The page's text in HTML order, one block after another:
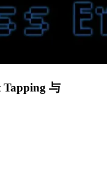
Tapping 与